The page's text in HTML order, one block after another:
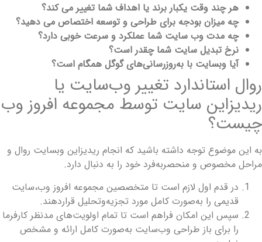
هر چند وقت یکبار برند یا اهداف شما تغییر می کند؟
چه میزان بودجه برای طراحی و توسعه اختصاص می دهید؟
چه مدت وب سایت شما عملکرد و سرعت خوبی دارد؟
نرخ تبدیل سایت شما چقدر است؟
آیا وبسایت با به‌روزرسانی‌های گوگل همگام است؟
روال استاندارد تغییر وب‌سایت یا
ریدیزاین سایت توسط مجموعه افروز وب
چیست؟
به این موضوع توجه داشته باشید که انجام ریدیزاین وب­سایت روال و
مراحل مخصوص و منحصربه‌فرد خود را به دنبال دارد.
در قدم اول لازم است تا متخصصین مجموعه افروز وب،‌سایت
قدیمی را به‌صورت کامل مورد تجزیه‌وتحلیل قراردهند.
سپس این امکان فراهم است تا تمام اولویت‌های مدنظر کارفرما
را برای باز طراحی وب‌سایت به‌صورت کامل ارائه و مشخص